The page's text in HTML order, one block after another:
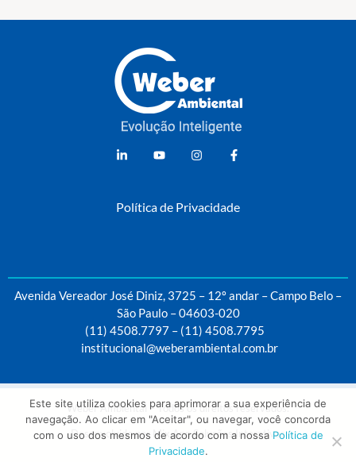
Política de Privacidade
Avenida Vereador José Diniz, 3725 – 12º andar – Campo Belo –
São Paulo – 04603-020
(11) 4508.7797– (11) 4508.7795
institucional@weberambiental.com.br
Weber Ambiental – Todos os direitos reservados.
Desenvolvido por Mix App Soluções Interativas
Este site utiliza cookies para aprimorar a sua experiência de
navegação. Ao clicar em "Aceitar", ou navegar, você concorda
com o uso dos mesmos de acordo com a nossa Política de
Privacidade.